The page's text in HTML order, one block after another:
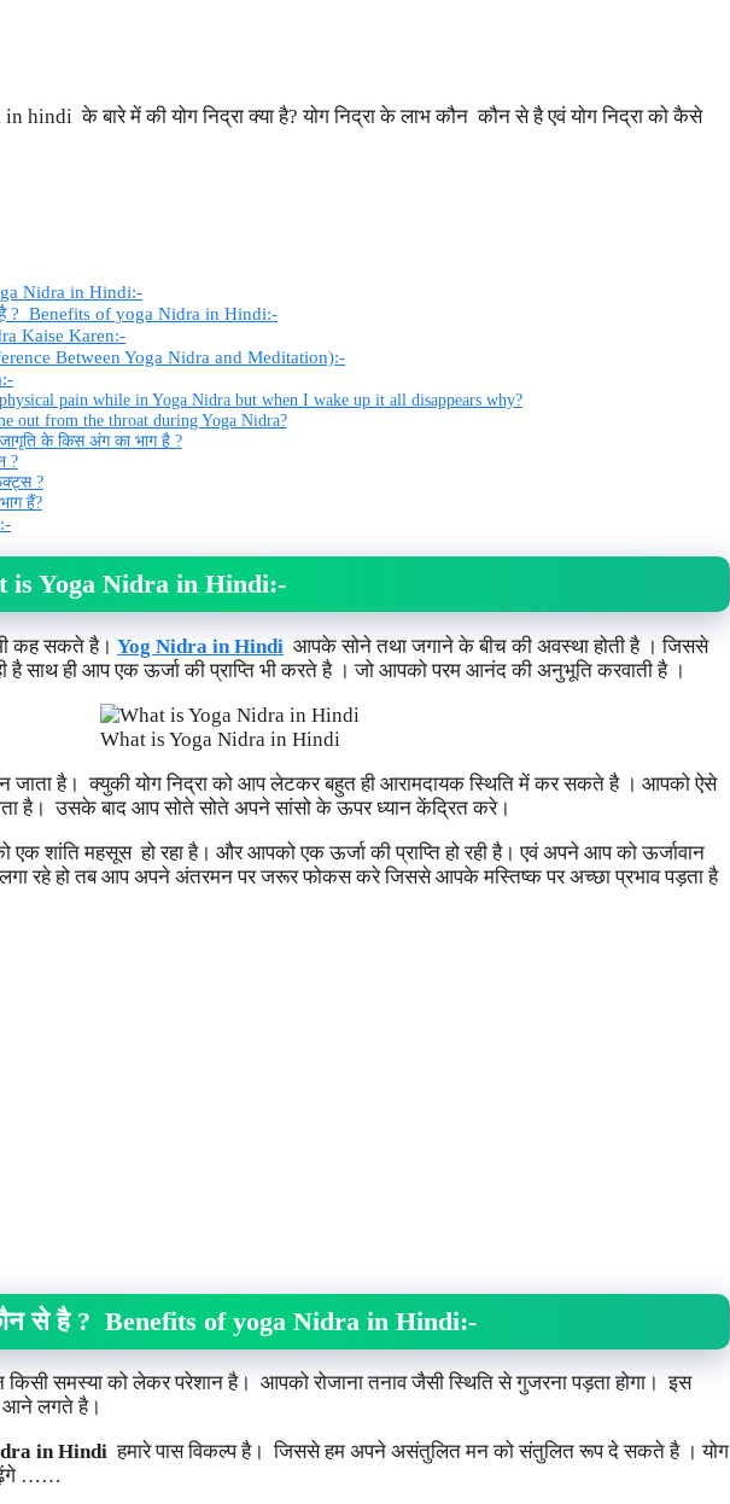
के बारे में की योग निद्रा क्या है? योग निद्रा के लाभ कौन कौन से है एवं योग निद्रा को कैसे
Nidra in Hindi:-
है ? Benefits of yoga Nidra in Hindi:-
Kaise Karen:-
Between Yoga Nidra and Meditation):-
pain while in Yoga Nidra but when I wake up it all disappears why?
out from the throat during Yoga Nidra?
के किस अंग का भाग है ?
?
?
हैं?
is Yoga Nidra in Hindi:-
कह सकते है। Yog Nidra in Hindi आपके सोने तथा जगाने के बीच की अवस्था होती है । जिससे
है साथ ही आप एक ऊर्जा की प्राप्ति भी करते है । जो आपको परम आनंद की अनुभूति करवाती है ।
What is Yoga Nidra in Hindi
जाता है। क्युकी योग निद्रा को आप लेटकर बहुत ही आरामदायक स्थिति में कर सकते है । आपको ऐसे
है। उसके बाद आप सोते सोते अपने सांसो के ऊपर ध्यान केंद्रित करे।
शांति महसूस हो रहा है। और आपको एक ऊर्जा की प्राप्ति हो रही है। एवं अपने आप को ऊर्जावान
रहे हो तब आप अपने अंतरमन पर जरूर फोकस करे जिससे आपके मस्तिष्क पर अच्छा प्रभाव पड़ता है
से है ? Benefits of yoga Nidra in Hindi:-
समस्या को लेकर परेशान है। आपको रोजाना तनाव जैसी स्थिति से गुजरना पड़ता होगा। इस
आने लगते है।
in Hindi हमारे पास विकल्प है। जिससे हम अपने असंतुलित मन को संतुलित रूप दे सकते है । योग
……